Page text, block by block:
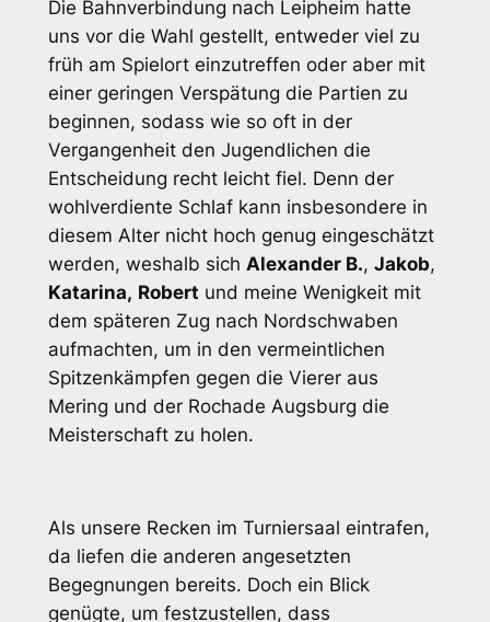
Die Bahnverbindung nach Leipheim hatte
uns vor die Wahl gestellt, entweder viel zu
früh am Spielort einzutreffen oder aber mit
einer geringen Verspätung die Partien zu
beginnen, sodass wie so oft in der
Vergangenheit den Jugendlichen die
Entscheidung recht leicht fiel. Denn der
wohlverdiente Schlaf kann insbesondere in
diesem Alter nicht hoch genug eingeschätzt
werden, weshalb sich Alexander B., Jakob,
Katarina, Robert und meine Wenigkeit mit
dem späteren Zug nach Nordschwaben
aufmachten, um in den vermeintlichen
Spitzenkämpfen gegen die Vierer aus
Mering und der Rochade Augsburg die
Meisterschaft zu holen.
Als unsere Recken im Turniersaal eintrafen,
da liefen die anderen angesetzten
Begegnungen bereits. Doch ein Blick
genügte, um festzustellen, dass